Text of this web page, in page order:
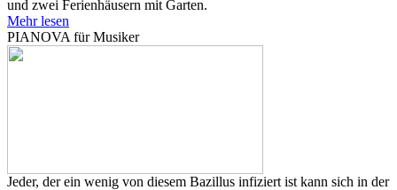
und zwei Ferienhäusern mit Garten.
Mehr lesen
PIANOVA für Musiker
Jeder, der ein wenig von diesem Bazillus infiziert ist kann sich in der